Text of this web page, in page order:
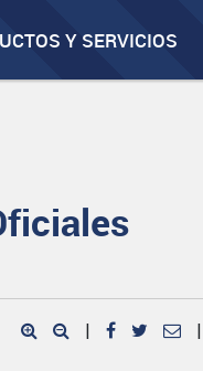
Y SERVICIOS
| |